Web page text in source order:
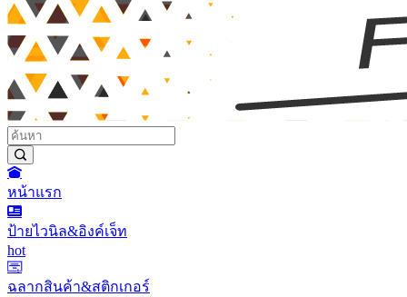
หน้าแรก
ป้ายไวนิล&อิงค์เจ็ท
hot
ฉลากสินค้า&สติกเกอร์